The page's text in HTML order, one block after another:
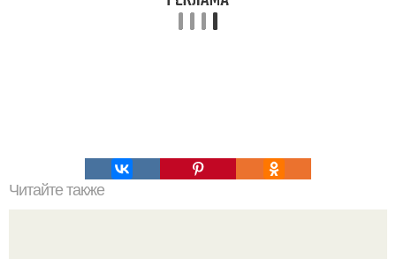
Читайте также